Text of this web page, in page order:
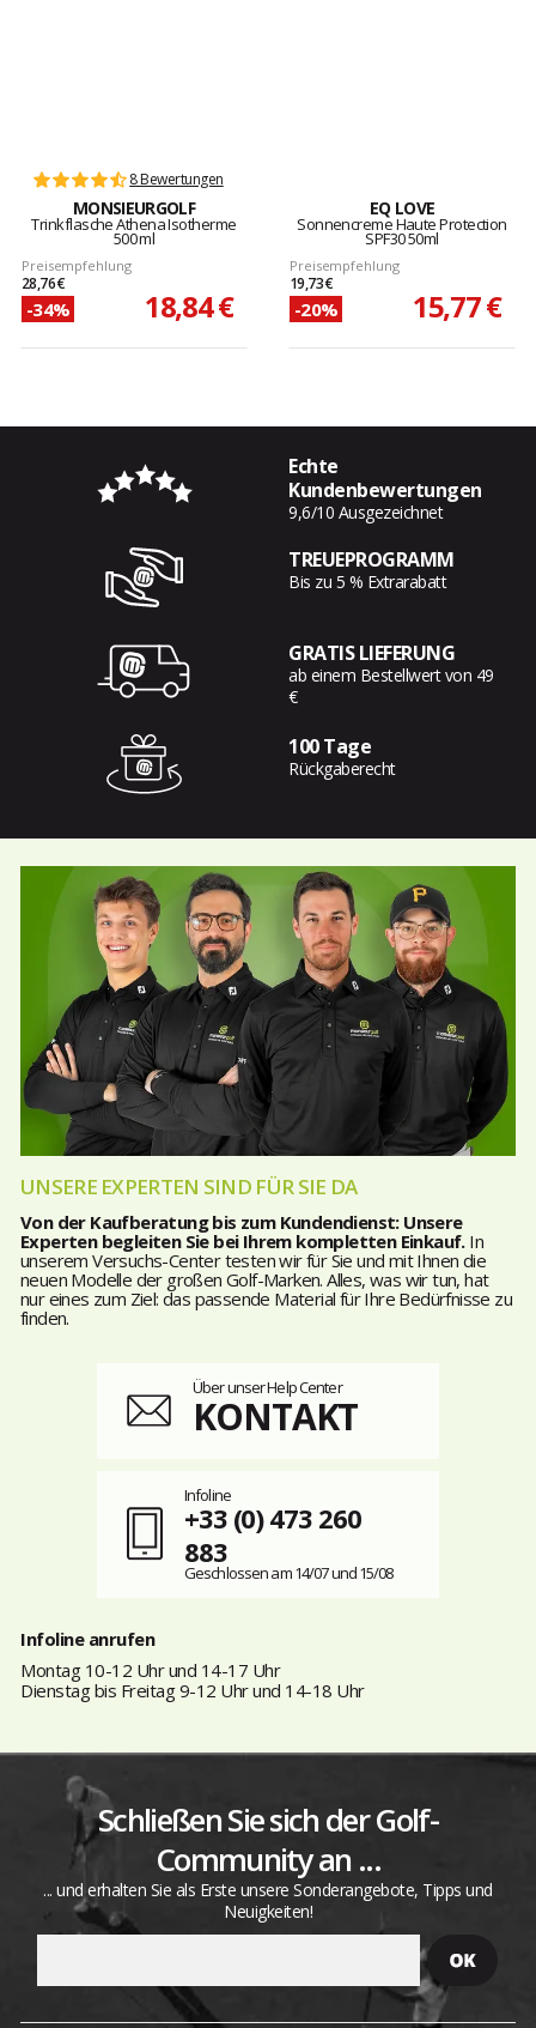
8 Bewertungen
MONSIEURGOLF
Trinkflasche Athena Isotherme
500 ml
Preisempfehlung
28,76 €
-34% 18,84 €
EQ LOVE
Sonnencreme Haute Protection
SPF30 50ml
Preisempfehlung
19,73 €
-20% 15,77 €
Echte
Kundenbewertungen
9,6/10 Ausgezeichnet
TREUEPROGRAMM
Bis zu 5 % Extrarabatt
GRATIS LIEFERUNG
ab einem Bestellwert von 49
€
100 Tage
Rückgaberecht
UNSERE EXPERTEN SIND FÜR SIE DA
Von der Kaufberatung bis zum Kundendienst: Unsere
Experten begleiten Sie bei Ihrem kompletten Einkauf.In
unserem Versuchs-Center testen wir für Sie und mit Ihnen die
neuen Modelle der großen Golf-Marken. Alles, was wir tun, hat
nur eines zum Ziel: das passende Material für Ihre Bedürfnisse zu
finden.
Über unser Help Center
KONTAKT
Infoline
+33 (0) 473 260
883
Geschlossen am 14/07 und 15/08
Infoline anrufen
Montag 10-12 Uhr und 14-17 Uhr
Dienstag bis Freitag 9-12 Uhr und 14-18 Uhr
Schließen Sie sich der Golf-
Community an ...
... und erhalten Sie als Erste unsere Sonderangebote, Tipps und
Neuigkeiten!